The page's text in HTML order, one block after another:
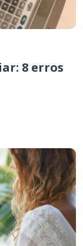
8 erros